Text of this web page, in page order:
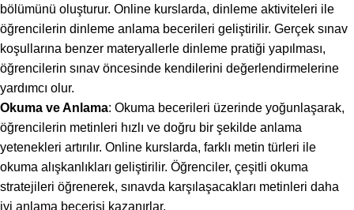
bölümünü oluşturur. Online kurslarda, dinleme aktiviteleri ile
öğrencilerin dinleme anlama becerileri geliştirilir. Gerçek sınav
koşullarına benzer materyallerle dinleme pratiği yapılması,
öğrencilerin sınav öncesinde kendilerini değerlendirmelerine
yardımcı olur.
Okuma ve Anlama: Okuma becerileri üzerinde yoğunlaşarak,
öğrencilerin metinleri hızlı ve doğru bir şekilde anlama
yetenekleri artırılır. Online kurslarda, farklı metin türleri ile
okuma alışkanlıkları geliştirilir. Öğrenciler, çeşitli okuma
stratejileri öğrenerek, sınavda karşılaşacakları metinleri daha
iyi anlama becerisi kazanırlar.